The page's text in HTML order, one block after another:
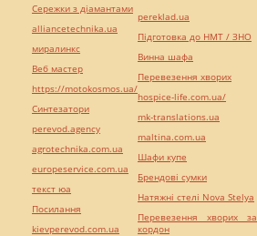
Сережки з діамантами
alliancetechnika.ua
миралинкс
Веб мастер
https://motokosmos.ua/
Синтезатори
perevod.agency
agrotechnika.com.ua
europeservice.com.ua
текст юа
Посилання
kievperevod.com.ua
pereklad.ua
Підготовка до НМТ / ЗНО
Винна шафа
Перевезення хворих
hospice-life.com.ua/
mk-translations.ua
maltina.com.ua
Шафи купе
Брендові сумки
Натяжні стелі Nova Stelya
Перевезення хворих за
кордон